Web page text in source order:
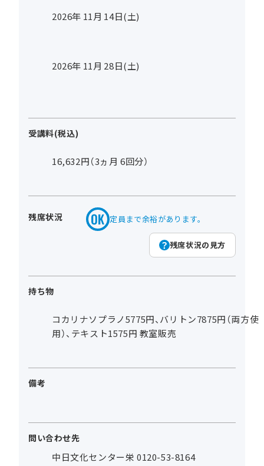
2026年 11月 14日(土)
2026年 11月 28日(土)
受講料(税込)
16,632円（3ヵ月 6回分）
残席状況 定員まで余裕があります。
残席状況の見方
持ち物
コカリナソプラノ5775円、バリトン7875円（両方使
用）、テキスト1575円 教室販売
備考
問い合わせ先
中日文化センター栄 0120-53-8164